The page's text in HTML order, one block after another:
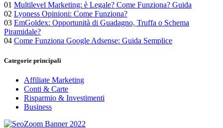
01 Multilevel Marketing: è Legale? Come Funziona? Guida
02 Lyoness Opinioni: Come Funziona?
03 EmGoldex: Opportunità di Guadagno, Truffa o Schema
Piramidale?
04 Come Funziona Google Adsense: Guida Semplice
Categorie principali
Affiliate Marketing
Conti & Carte
Risparmio & Investimenti
Business